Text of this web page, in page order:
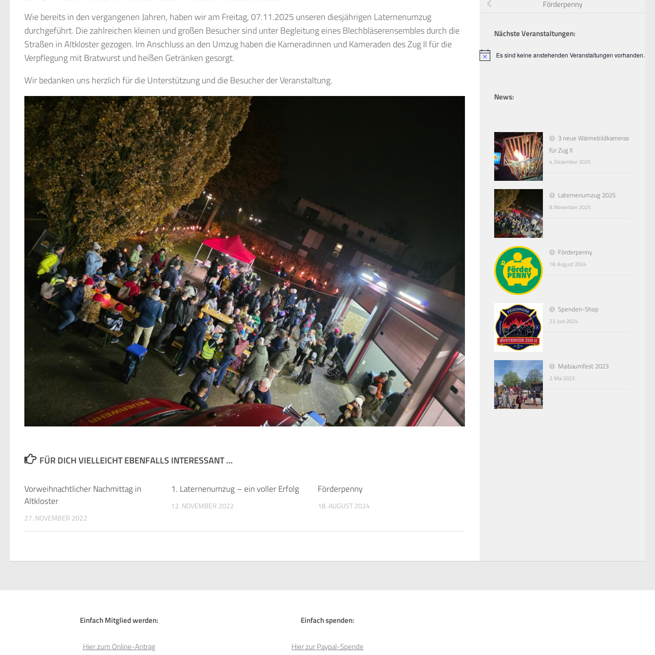
Wie bereits in den vergangenen Jahren, haben wir am Freitag, 07.11.2025 unseren diesjährigen Laternenumzug
durchgeführt. Die zahlreichen kleinen und großen Besucher sind unter Begleitung eines Blechbläserensembles durch die
Straßen in Altkloster gezogen. Im Anschluss an den Umzug haben die Kameradinnen und Kameraden des Zug II für die
Verpflegung mit Bratwurst und heißen Getränken gesorgt.
Wir bedanken uns herzlich für die Unterstützung und die Besucher der Veranstaltung.
FÜR DICH VIELLEICHT EBENFALLS INTERESSANT …
Vorweihnachtlicher Nachmittag in
Altkloster
27. NOVEMBER 2022
1. Laternenumzug – ein voller Erfolg
12. NOVEMBER 2022
Förderpenny
18. AUGUST 2024
Förderpenny
Nächste Veranstaltungen:
HinweisEs sind keine anstehenden Veranstaltungen vorhanden.
News:
3 neue Wärmebildkameras
für Zug II
4. Dezember 2025
Laternenumzug 2025
8. November 2025
Förderpenny
18. August 2024
Spenden-Shop
23. Juni 2024
Maibaumfest 2023
2. Mai 2023
Einfach Mitglied werden:
Hier zum Online-Antrag
Einfach spenden:
Hier zur Paypal-Spende